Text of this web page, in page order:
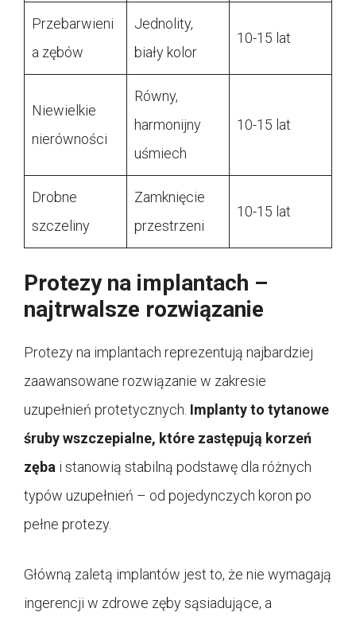
Przebarwieni
a zębów
Jednolity,
biały kolor
10-15 lat
Niewielkie
nierówności
Równy,
harmonijny
uśmiech
10-15 lat
Drobne
szczeliny
Zamknięcie
przestrzeni
10-15 lat
Protezy na implantach –
najtrwalsze rozwiązanie
Protezy na implantach reprezentują najbardziej
zaawansowane rozwiązanie w zakresie
uzupełnień protetycznych. Implanty to tytanowe
śruby wszczepialne, które zastępują korzeń
zęba i stanowią stabilną podstawę dla różnych
typów uzupełnień – od pojedynczych koron po
pełne protezy.
Główną zaletą implantów jest to, że nie wymagają
ingerencji w zdrowe zęby sąsiadujące, a